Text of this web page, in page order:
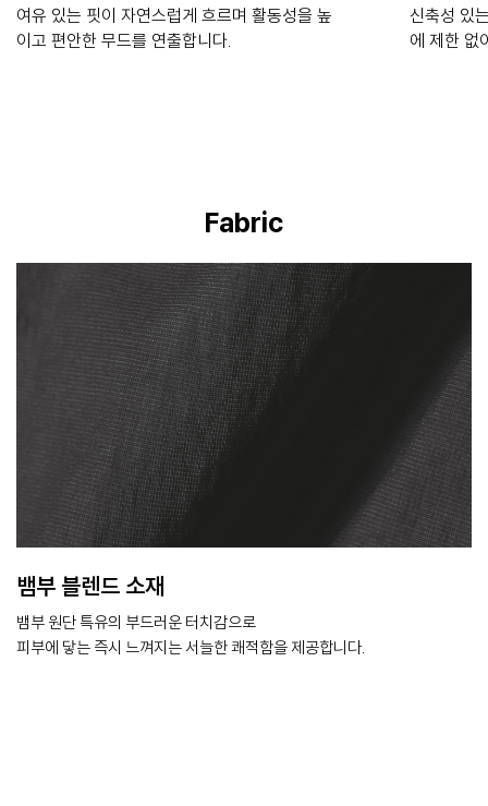
여유 있는 핏이 자연스럽게 흐르며 활동성을 높
이고 편안한 무드를 연출합니다.
신축성 있
에 제한 없
Fabric
뱀부 블렌드 소재
뱀부 원단 특유의 부드러운 터치감으로
피부에 닿는 즉시 느껴지는 서늘한 쾌적함을 제공합니다.